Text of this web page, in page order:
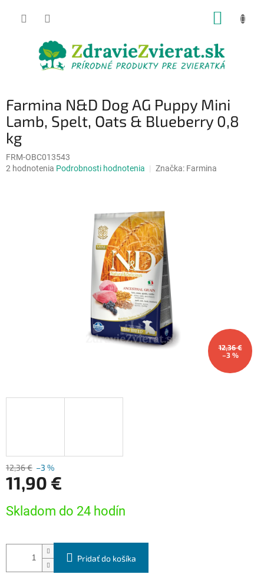
Farmina N&D Dog AG Puppy Mini
Lamb, Spelt, Oats & Blueberry 0,8
kg
FRM-OBC013543
Priemerné
2 hodnotenia Podrobnosti hodnotenia Značka: Farmina
12,36 €
–3 %
12,36 € –3 %
11,90 €
cena:
Skladom do 24 hodín
Pridať do košíka